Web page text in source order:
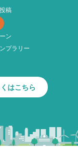
稿
ン
プラリー
はこちら